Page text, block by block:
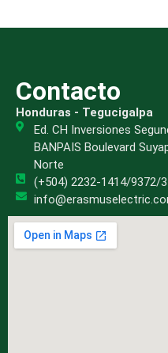
Contacto
Honduras - Tegucigalpa
Ed. CH Inversiones
BANPAIS Boulevard
Norte
(+504) 2232-1414/9372/